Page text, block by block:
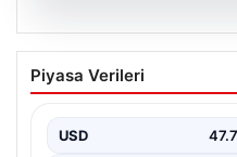
Kelebek.Org İle
Adresi Ve
oluşturması kritik bir
çeşitli…
Piyasa Verileri
USD